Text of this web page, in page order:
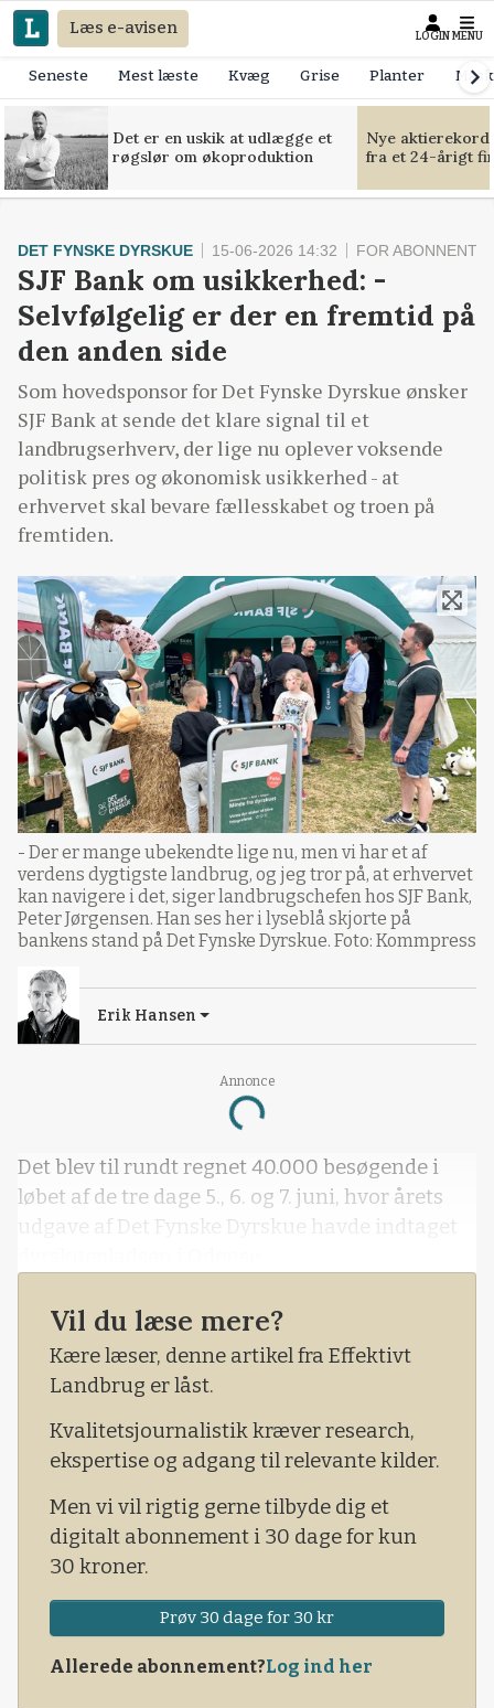
Læs e-avisen LOGIN MENU
Seneste Mest læste Kvæg Grise Planter
Det er en uskik at udlægge et
røgslør om økoproduktion
Nye
fra et 24-årigt
Annonce
Loading...
DET FYNSKE DYRSKUE 15-06-2026 14:32 FOR
SJF Bank om usikkerhed: -
Selvfølgelig er der en fremtid på
den anden side
Som hovedsponsor for Det Fynske Dyrskue ønsker
SJF Bank at sende det klare signal til et
landbrugserhverv, der lige nu oplever voksende
politisk pres og økonomisk usikkerhed - at
erhvervet skal bevare fællesskabet og troen på
fremtiden.
- Der er mange ubekendte lige nu, men vi har et af
verdens dygtigste landbrug, og jeg tror på, at erhvervet
kan navigere i det, siger landbrugschefen hos SJF Bank,
Peter Jørgensen. Han ses her i lyseblå skjorte på
bankens stand på Det Fynske Dyrskue. Foto: Kommpress
Erik Hansen
Det blev til rundt regnet 40.000 besøgende i
løbet af de tre dage 5., 6. og 7. juni, hvor årets
udgave af Det Fynske Dyrskue havde indtaget
Vil du læse mere?
Kære læser, denne artikel fra Effektivt
Landbrug er låst.
Kvalitetsjournalistik kræver research,
ekspertise og adgang til relevante kilder.
Men vi vil rigtig gerne tilbyde dig et
digitalt abonnement i 30 dage for kun
30 kroner.
Prøv 30 dage for 30 kr
Allerede abonnement?Log ind her